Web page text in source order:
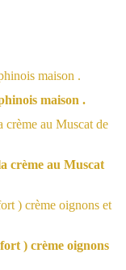
maison .
crème au Muscat
) crème oignons